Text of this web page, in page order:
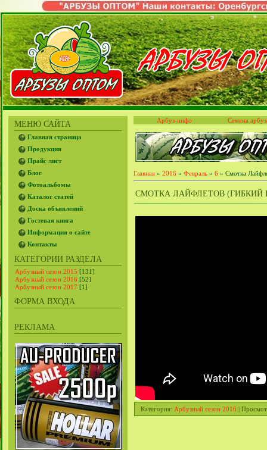
МЕНЮ САЙТА
Главная страница
Продукция
Прайс лист
Блог
Фотоальбомы
Каталог статей
Доска объявлений
Гостевая книга
Информация о сайте
Контакты
КАТЕГОРИИ РАЗДЕЛА
Арбузный сезон 2015 [131]
Арбузный сезон 2016 [52]
Арбузный сезон 2017 [1]
ФОРМА ВХОДА
РЕКЛАМА
Арбуз-инфо Семена
Главная » 2016 » Февраль » 6 » Смотка
СМОТКА ЛАЙФЛЕТОВ (ГИБКИЙ
Категория: Арбузный сезон 2016 |